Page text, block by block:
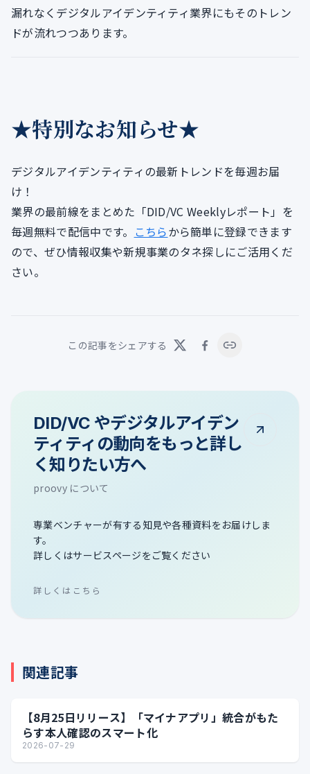
漏れなくデジタルアイデンティティ業界にもそのトレン
ドが流れつつあります。
★特別なお知らせ★
デジタルアイデンティティの最新トレンドを毎週お届
け！
業界の最前線をまとめた「DID/VC Weeklyレポート」を
毎週無料で配信中です。 こちらから簡単に登録できます
ので、ぜひ情報収集や新規事業のタネ探しにご活用くだ
さい。
この記事をシェアする
DID/VC やデジタルアイデン
ティティの動向をもっと詳し
く知りたい方へ
proovy について
専業ベンチャーが有する知見や各種資料をお届けしま
す。
詳しくはサービスページをご覧ください
詳しくはこちら
関連記事
【8月25日リリース】「マイナアプリ」統合がもた
らす本人確認のスマート化
2026-07-29